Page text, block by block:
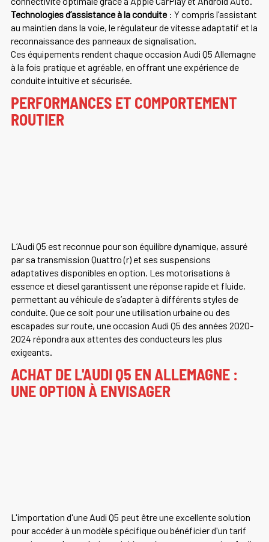
Technologies d’assistance à la conduite: Y compris l’assistant
au maintien dans la voie, le régulateur de vitesse adaptatif et la
reconnaissance des panneaux de signalisation.
Ces équipements rendent chaque occasion Audi Q5 Allemagne
à la fois pratique et agréable, en offrant une expérience de
conduite intuitive et sécurisée.
PERFORMANCES ET COMPORTEMENT
ROUTIER
L’Audi Q5 est reconnue pour son équilibre dynamique, assuré
par sa transmission Quattro (r) et ses suspensions
adaptatives disponibles en option. Les motorisations à
essence et diesel garantissent une réponse rapide et fluide,
permettant au véhicule de s’adapter à différents styles de
conduite. Que ce soit pour une utilisation urbaine ou des
escapades sur route, une occasion Audi Q5 des années 2020-
2024 répondra aux attentes des conducteurs les plus
exigeants.
ACHAT DE L'AUDI Q5 EN ALLEMAGNE :
UNE OPTION À ENVISAGER
L'importation d'une Audi Q5 peut être une excellente solution
pour accéder à un modèle spécifique ou bénéficier d'un tarif